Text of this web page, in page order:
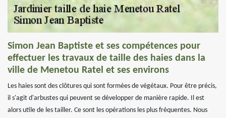
Simon Jean Baptiste et ses compétences pour
effectuer les travaux de taille des haies dans la
ville de Menetou Ratel et ses environs
Les haies sont des clôtures qui sont formées de végétaux. Pour être précis,
il s'agit d'arbustes qui peuvent se développer de manière rapide. Il est
alors utile de les tailler. Ce sont les opérations les plus fréquentes. Nous